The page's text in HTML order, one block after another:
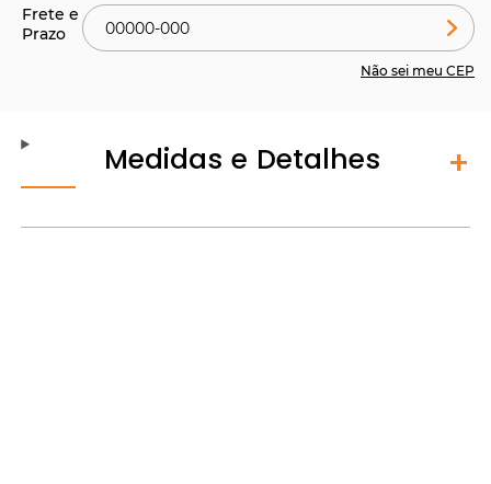
Não sei meu CEP
Medidas e Detalhes